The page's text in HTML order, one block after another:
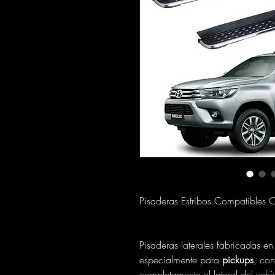
Pisaderas Estribos
Pisaderas laterales fabricadas
especialmente para pickups,